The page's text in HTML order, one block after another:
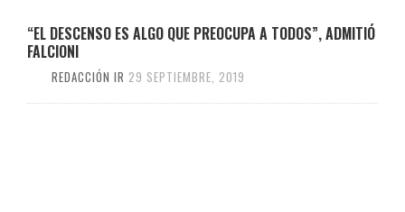
“EL DESCENSO ES ALGO QUE PREOCUPA A TODOS”, ADMITIÓ
FALCIONI
REDACCIÓN IR 29 SEPTIEMBRE, 2019